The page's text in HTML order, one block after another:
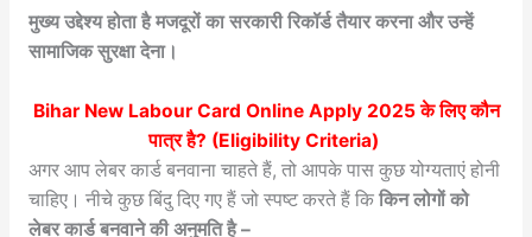
मुख्य उद्देश्य होता है मजदूरों का सरकारी रिकॉर्ड तैयार करना और उन्हें
सामाजिक सुरक्षा देना।
Bihar New Labour Card Online Apply 2025के लिए कौन
पात्र है? (Eligibility Criteria)
अगर आप लेबर कार्ड बनवाना चाहते हैं, तो आपके पास कुछ योग्यताएं होनी
चाहिए। नीचे कुछ बिंदु दिए गए हैं जो स्पष्ट करते हैं कि किन लोगों को
लेबर कार्ड बनवाने की अनुमति है –